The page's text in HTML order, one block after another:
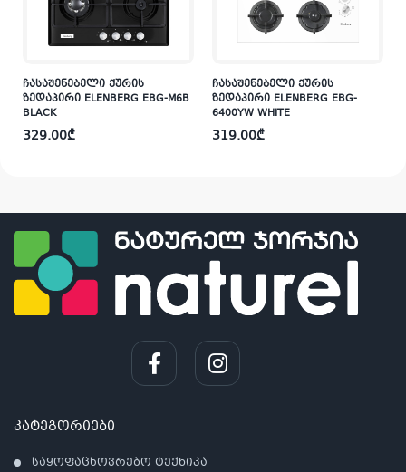
ჩასაშენებელი ქურის
ზედაპირი ELENBERG EBG-M6B
BLACK
329.00₾
ჩასაშენებელი ქურის
ზედაპირი ELENBERG EBG-
6400YW WHITE
319.00₾
კატეგორიები
საყოფაცხოვრებო ტექნიკა